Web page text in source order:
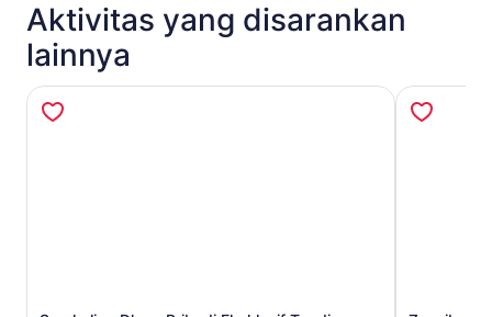
Aktivitas yang disarankan
lainnya